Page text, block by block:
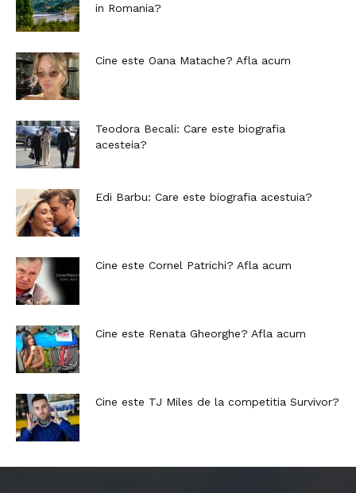
in Romania?
Cine este Oana Matache? Afla acum
Teodora Becali: Care este biografia
acesteia?
Edi Barbu: Care este biografia acestuia?
Cine este Cornel Patrichi? Afla acum
Cine este Renata Gheorghe? Afla acum
Cine este TJ Miles de la competitia Survivor?